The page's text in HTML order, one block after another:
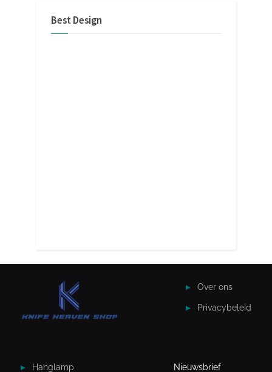
Best Design
Over ons
Privacybeleid
Hanglamp Nieuwsbrief